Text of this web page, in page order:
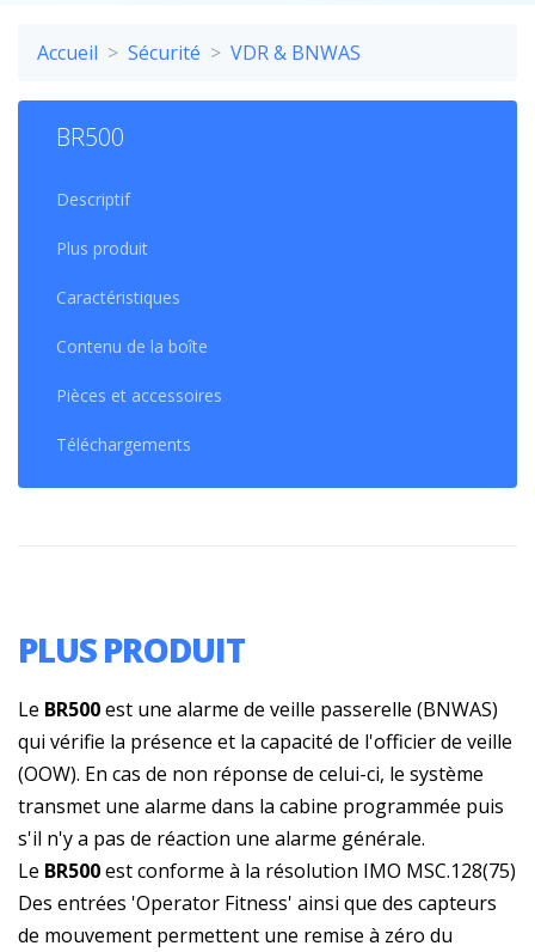
Accueil Sécurité VDR & BNWAS
BR500
Descriptif
Plus produit
Caractéristiques
Contenu de la boîte
Pièces et accessoires
Téléchargements
PLUS PRODUIT
Le BR500est une alarme de veille passerelle (BNWAS)
qui vérifie la présence et la capacité de l'officier de veille
(OOW). En cas de non réponse de celui-ci, le système
transmet une alarme dans la cabine programmée puis
s'il n'y a pas de réaction une alarme générale.
Le BR500est conforme à la résolution IMO MSC.128(75)
Des entrées 'Operator Fitness' ainsi que des capteurs
de mouvement permettent une remise à zéro du